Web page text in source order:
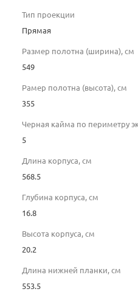
Тип проекции
Прямая
Размер полотна (ширина), см
549
Рамер полотна (высота), см
355
Черная кайма по периметру
5
Длина корпуса, см
568.5
Глубина корпуса, см
16.8
Высота корпуса, см
20.2
Длина нижней планки, см
553.5